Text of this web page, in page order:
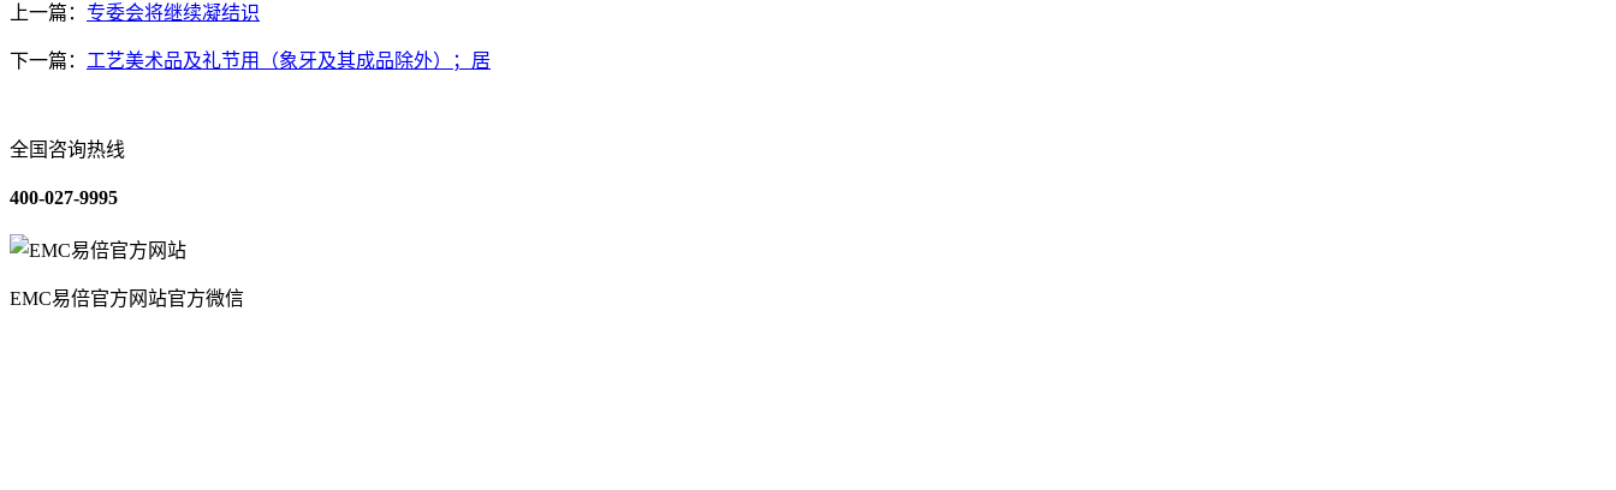
上一篇： 专委会将继续凝结识
下一篇： 工艺美术品及礼节用（象牙及其成品除外）；居
全国咨询热线
400-027-9995
EMC易倍官方网站官方微信